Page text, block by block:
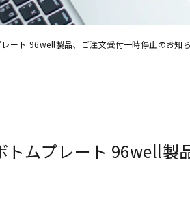
レート 96well製品、ご注文受付一時停止のお知
トムプレート 96well